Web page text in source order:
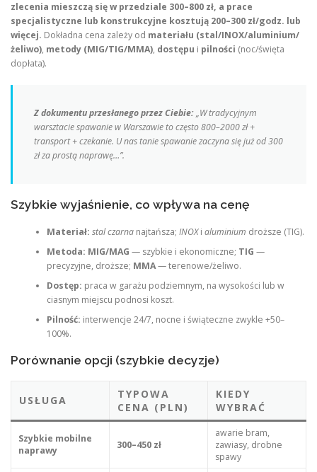
zlecenia mieszczą się w przedziale 300–800 zł, a prace
specjalistyczne lub konstrukcyjne kosztują 200–300 zł/godz. lub
więcej. Dokładna cena zależy od materiału (stal/INOX/aluminium/
żeliwo), metody (MIG/TIG/MMA), dostępu i pilności (noc/święta
dopłata).
Z dokumentu przesłanego przez Ciebie:„W tradycyjnym
warsztacie spawanie w Warszawie to często 800–2000 zł +
transport + czekanie. U nas tanie spawanie zaczyna się już od 300
zł za prostą naprawę…”.
Szybkie wyjaśnienie, co wpływa na cenę
Materiał: stal czarnanajtańsza; INOXi aluminium droższe (TIG).
Metoda: MIG/MAG — szybkie i ekonomiczne; TIG —
precyzyjne, droższe; MMA— terenowe/żeliwo.
Dostęp: praca w garażu podziemnym, na wysokości lub w
ciasnym miejscu podnosi koszt.
Pilność: interwencje 24/7, nocne i świąteczne zwykle +50–
100%.
Porównanie opcji (szybkie decyzje)
USŁUGA
TYPOWA
CENA (PLN)
KIEDY
WYBRAĆ
Szybkie mobilne
naprawy
300–450 zł
awarie bram,
zawiasy, drobne
spawy